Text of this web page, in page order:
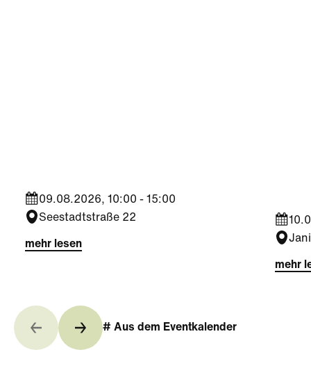
09.08.2026, 10:00 - 15:00
Seestadtstraße 22
mehr lesen
mehr
# Aus dem Eventkalender